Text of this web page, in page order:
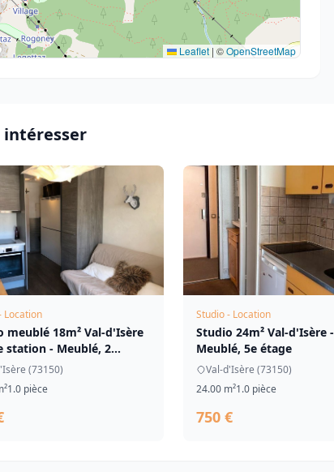
Leaflet | ©OpenStreetMap
intéresser
Location
meublé 18m² Val-d'Isère
station - Meublé, 2...
(73150)
1.0 pièce
Studio - Location
Studio 24m² Val-d'Isère -
Meublé, 5e étage
Val-d'Isère (73150)
24.00 m²1.0 pièce
750 €